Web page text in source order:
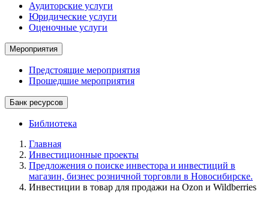
Аудиторские услуги
Юридические услуги
Оценочные услуги
Мероприятия
Предстоящие мероприятия
Прошедшие мероприятия
Банк ресурсов
Библиотека
Главная
Инвестиционные проекты
Предложения о поиске инвестора и инвестиций в
магазин, бизнес розничной торговли в Новосибирске.
Инвестиции в товар для продажи на Ozon и Wildberries